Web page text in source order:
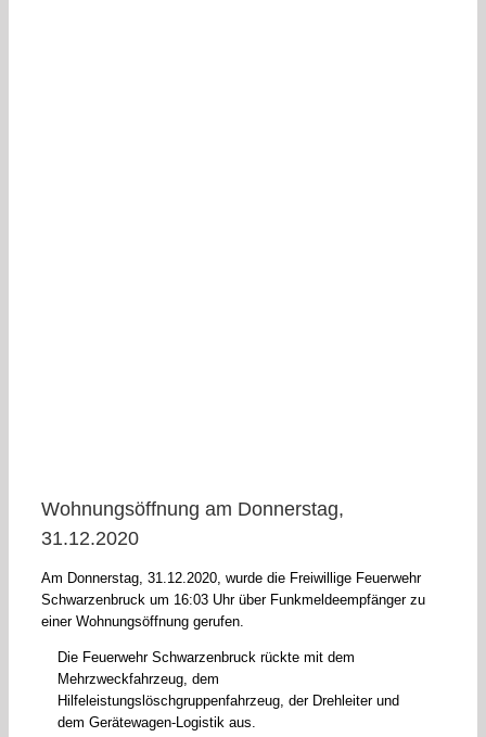
Wohnungsöffnung am Donnerstag,
31.12.2020
Am Donnerstag, 31.12.2020, wurde die Freiwillige Feuerwehr
Schwarzenbruck um 16:03 Uhr über Funkmeldeempfänger zu
einer Wohnungsöffnung gerufen.
Die Feuerwehr Schwarzenbruck rückte mit dem
Mehrzweckfahrzeug, dem
Hilfeleistungslöschgruppenfahrzeug, der Drehleiter und
dem Gerätewagen-Logistik aus.